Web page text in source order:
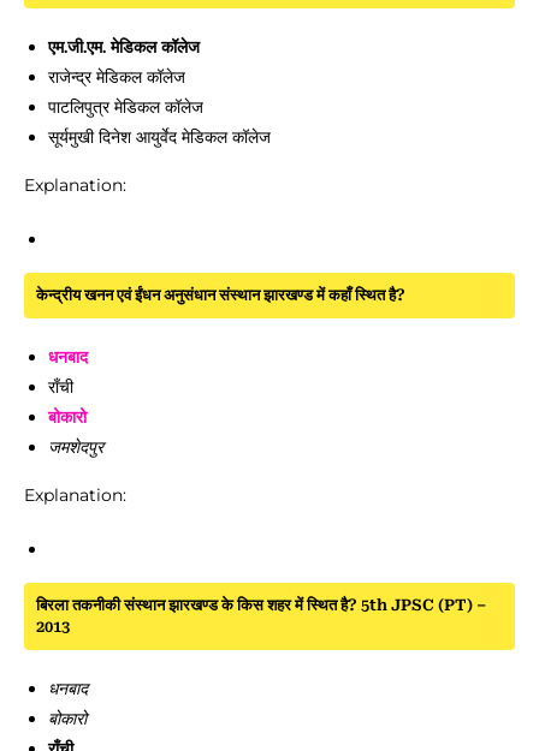
एम.जी.एम. मेडिकल कॉलेज
राजेन्द्र मेडिकल कॉलेज
पाटलिपुत्र मेडिकल कॉलेज
सूर्यमुखी दिनेश आयुर्वेद मेडिकल कॉलेज
Explanation:
केन्द्रीय खनन एवं ईंधन अनुसंधान संस्थान झारखण्ड में कहाँ स्थित है?
धनबाद
राँची
बोकारो
जमशेदपुर
Explanation:
बिरला तकनीकी संस्थान झारखण्ड के किस शहर में स्थित है? 5th JPSC (PT) –
2013
धनबाद
बोकारो